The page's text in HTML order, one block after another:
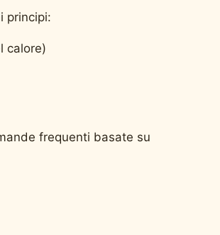
principi:
calore)
frequenti basate su